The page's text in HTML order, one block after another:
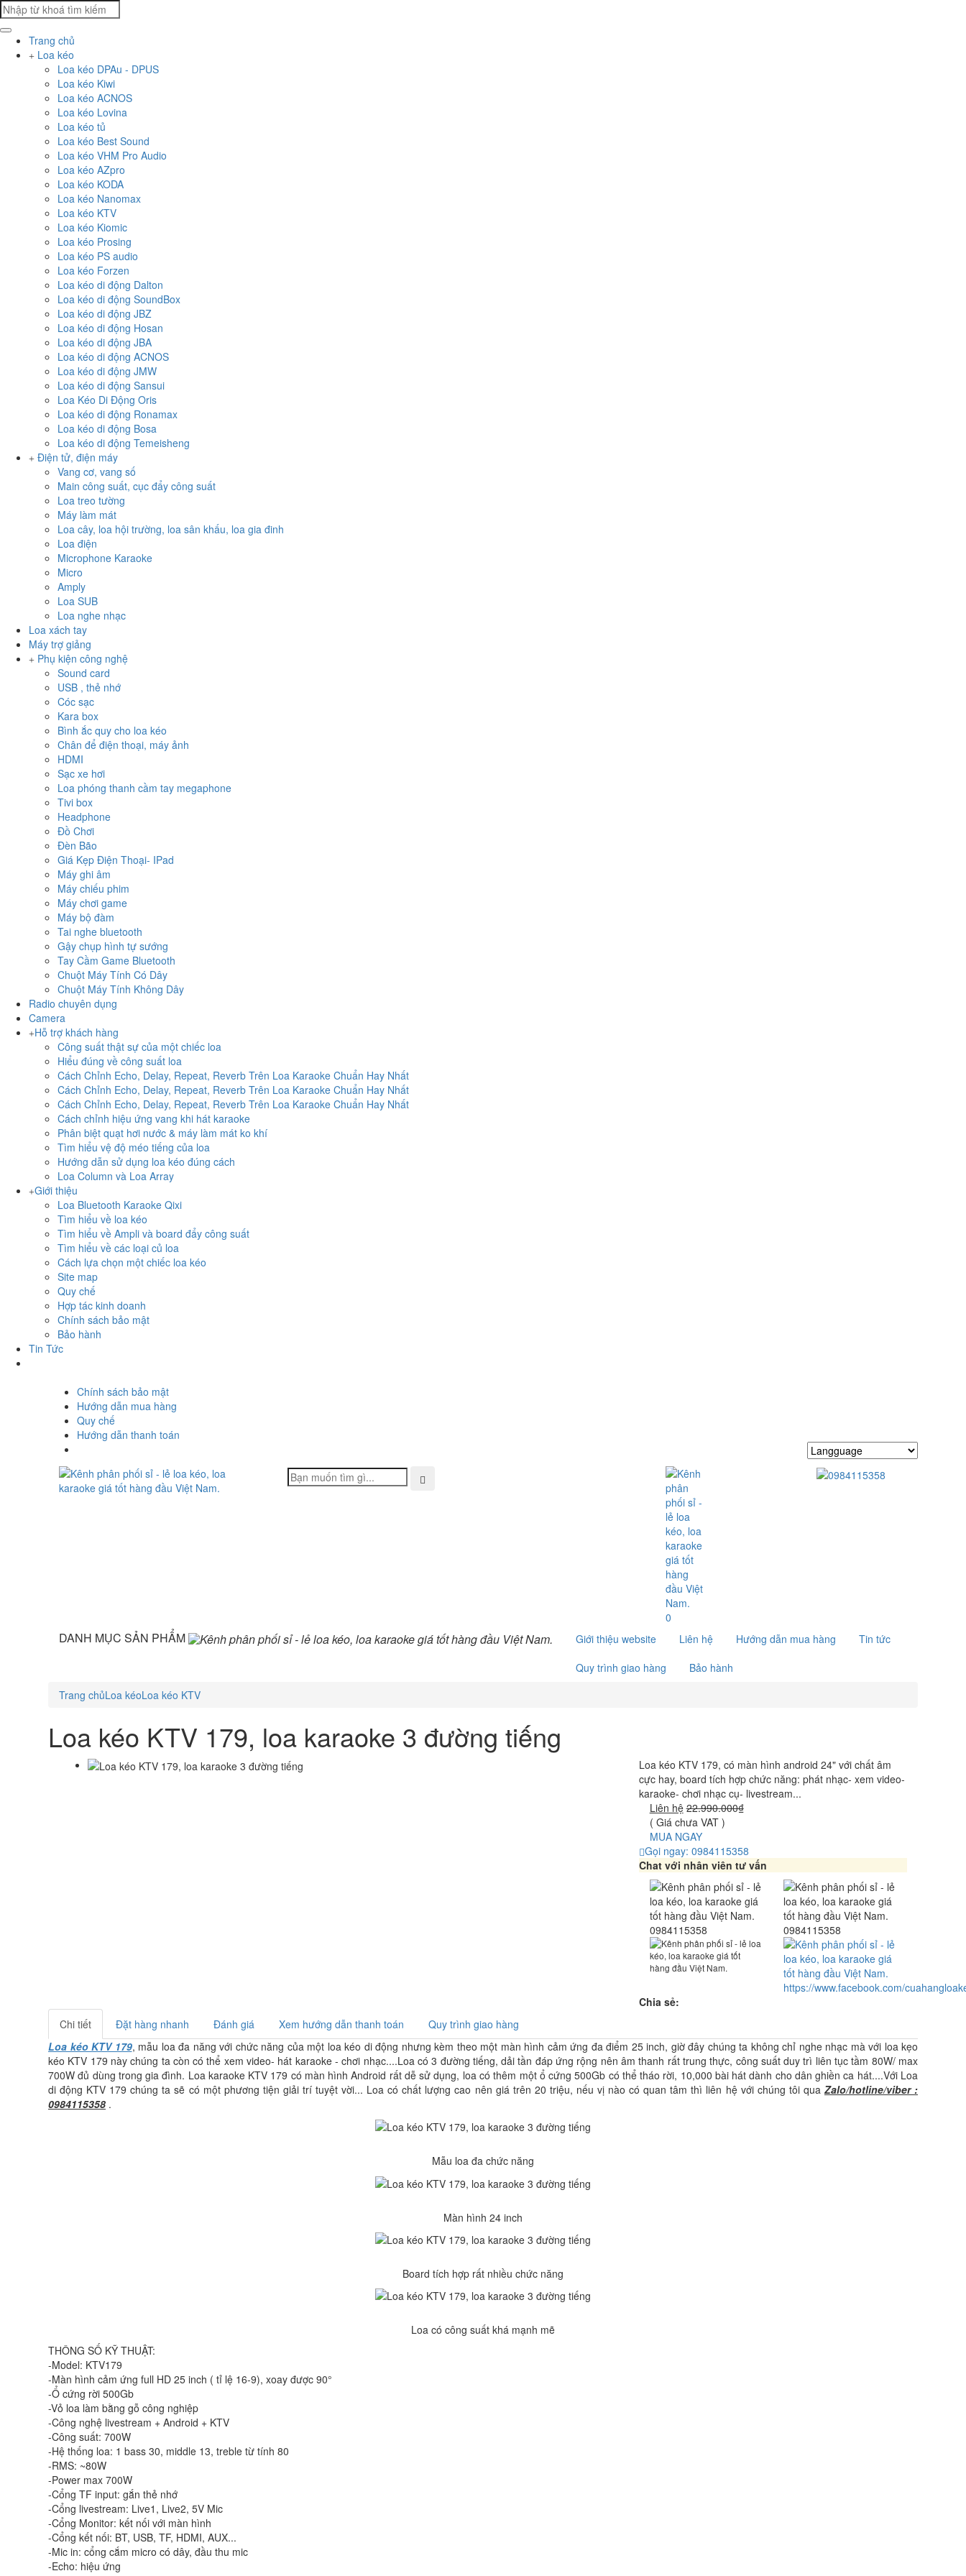
Trang chủ
Loa kéo
Loa kéo DPAu - DPUS
Loa kéo Kiwi
Loa kéo ACNOS
Loa kéo Lovina
Loa kéo tủ
Loa kéo Best Sound
Loa kéo VHM Pro Audio
Loa kéo AZpro
Loa kéo KODA
Loa kéo Nanomax
Loa kéo KTV
Loa kéo Kiomic
Loa kéo Prosing
Loa kéo PS audio
Loa kéo Forzen
Loa kéo di động Dalton
Loa kéo di động SoundBox
Loa kéo di động JBZ
Loa kéo di động Hosan
Loa kéo di động JBA
Loa kéo di động ACNOS
Loa kéo di động JMW
Loa kéo di động Sansui
Loa Kéo Di Động Oris
Loa kéo di động Ronamax
Loa kéo di động Bosa
Loa kéo di động Temeisheng
Điện tử, điện máy
Vang cơ, vang số
Main công suất, cục đẩy công suất
Loa treo tường
Máy làm mát
Loa cây, loa hội trường, loa sân khấu, loa gia đinh
Loa điện
Microphone Karaoke
Micro
Amply
Loa SUB
Loa nghe nhạc
Loa xách tay
Máy trợ giảng
Phụ kiện công nghệ
Sound card
USB , thẻ nhớ
Cóc sạc
Kara box
Bình ắc quy cho loa kéo
Chân để điện thoại, máy ảnh
HDMI
Sạc xe hơi
Loa phóng thanh cầm tay megaphone
Tivi box
Headphone
Đồ Chơi
Đèn Bão
Giá Kẹp Điện Thoại- IPad
Máy ghi âm
Máy chiếu phim
Máy chơi game
Máy bộ đàm
Tai nghe bluetooth
Gậy chụp hình tự sướng
Tay Cầm Game Bluetooth
Chuột Máy Tính Có Dây
Chuột Máy Tính Không Dây
Radio chuyên dụng
Camera
Hỗ trợ khách hàng
Công suất thật sự của một chiếc loa
Hiểu đúng về công suất loa
Cách Chỉnh Echo, Delay, Repeat, Reverb Trên Loa Karaoke Chuẩn Hay Nhất
Cách Chỉnh Echo, Delay, Repeat, Reverb Trên Loa Karaoke Chuẩn Hay Nhất
Cách Chỉnh Echo, Delay, Repeat, Reverb Trên Loa Karaoke Chuẩn Hay Nhất
Cách chỉnh hiệu ứng vang khi hát karaoke
Phân biệt quạt hơi nước & máy làm mát ko khí
Tìm hiểu vệ độ méo tiếng của loa
Hướng dẫn sử dụng loa kéo đúng cách
Loa Column và Loa Array
Giới thiệu
Loa Bluetooth Karaoke Qixi
Tìm hiểu về loa kéo
Tìm hiểu về Ampli và board đẩy công suất
Tìm hiểu về các loại củ loa
Cách lựa chọn một chiếc loa kéo
Site map
Quy chế
Hợp tác kinh doanh
Chính sách bảo mật
Bảo hành
Tin Tức
Chính sách bảo mật
Hướng dẫn mua hàng
Quy chế
Hướng dẫn thanh toán
0
DANH MỤC SẢN PHẨM Giới thiệu website Liên hệ Hướng dẫn mua hàng
Tin tức
Quy trình giao hàng
Bảo hành
Trang chủLoa kéoLoa kéo KTV
Loa kéo KTV 179, loa karaoke 3 đường tiếng
Loa kéo KTV 179, có màn hình android 24" với chất âm
cực hay, board tích hợp chức năng: phát nhạc- xem video-
karaoke- chơi nhạc cụ- livestream...
Liên hệ 22.990.000₫
( Giá chưa VAT )
MUA NGAY
Gọi ngay: 0984115358
Chat với nhân viên tư vấn
0984115358 0984115358
https://www.facebook.com/
Chia sẻ:
Chi tiết
Đặt hàng nhanh Đánh giá Xem hướng dẫn thanh toán
Quy trình giao hàng
Loa kéo KTV 179, mẫu loa đa năng với chức năng của một loa kéo di động nhưng kèm theo một màn hình cảm ứng đa điểm 25 inch, giờ đây chúng ta không chỉ nghe nhạc mà với loa kẹo
kéo KTV 179 này chúng ta còn có thể xem video- hát karaoke - chơi nhạc....Loa có 3 đường tiếng, dải tần đáp ứng rộng nên âm thanh rất trung thực, công suất duy trì liên tục tầm 80W/ max
700W đủ dùng trong gia đình. Loa karaoke KTV 179 có màn hình Android rất dễ sử dụng, loa có thêm một ổ cứng 500Gb có thể tháo rời, 10,000 bài hát dành cho dân ghiền ca hát....Với Loa
di động KTV 179 chúng ta sẽ có một phương tiện giải trí tuyệt vời... Loa có chất lượng cao nên giá trên 20 triệu, nếu vị nào có quan tâm thì liên hệ với chúng tôi qua Zalo/hotline/viber :
0984115358 .
Mẫu loa đa chức năng
Màn hình 24 inch
Board tích hợp rất nhiều chức năng
Loa có công suất khá mạnh mẽ
THÔNG SỐ KỸ THUẬT:
-Model: KTV179
-Màn hình cảm ứng full HD 25 inch ( tỉ lệ 16-9), xoay được 90°
-Ổ cứng rời 500Gb
-Vỏ loa làm bằng gỗ công nghiệp
-Công nghệ livestream + Android + KTV
-Công suất: 700W
-Hệ thống loa: 1 bass 30, middle 13, treble từ tính 80
-RMS: ~80W
-Power max 700W
-Cổng TF input: gắn thẻ nhớ
-Cổng livestream: Live1, Live2, 5V Mic
-Cổng Monitor: kết nối với màn hình
-Cổng kết nối: BT, USB, TF, HDMI, AUX...
-Mic in: cổng cắm micro có dây, đầu thu mic
-Echo: hiệu ứng